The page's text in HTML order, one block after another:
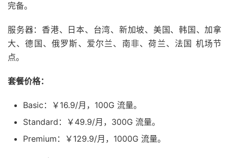
完备。
服务器：香港、日本、台湾、新加坡、美国、韩国、加拿
大、德国、俄罗斯、爱尔兰、南非、荷兰、法国 机场节
点。
套餐价格：
Basic：￥16.9/月，100G 流量。
Standard：￥49.9/月，300G 流量。
Premium：￥129.9/月，1000G 流量。